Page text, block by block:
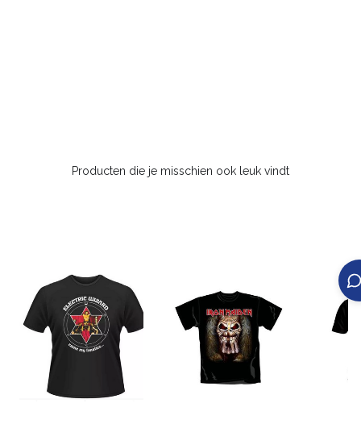
Producten die je misschien ook leuk vindt